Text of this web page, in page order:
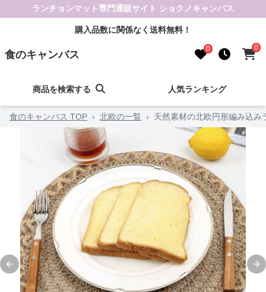
ランチョンマット専門通販サイト ショクノキャンバス
購入品数に関係なく送料無料！
食のキャンバス 0 0
商品を検索する 人気ランキング
食のキャンバス TOP › 北欧の一覧 › 天然素材の北欧円形編み込み
Previous slide